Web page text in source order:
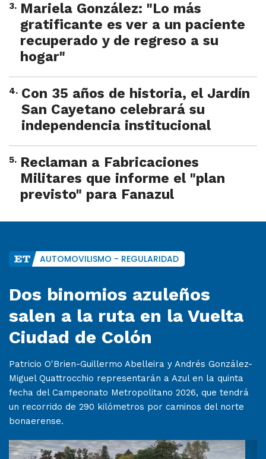
3. Mariela González: "Lo más
gratificante es ver a un paciente
recuperado y de regreso a su
hogar"
4. Con 35 años de historia, el Jardín
San Cayetano celebrará su
independencia institucional
5. Reclaman a Fabricaciones
Militares que informe el "plan
previsto" para Fanazul
AUTOMOVILISMO - REGULARIDAD
Dos binomios azuleños
salen a la ruta en la Vuelta
Ciudad de Colón
Patricio O'Brien-Guillermo Abelleira y Andrés González-
Miguel Quattrocchio representarán a Azul en la quinta
fecha del Campeonato Metropolitano 2026, que tendrá
un recorrido de 290 kilómetros por caminos del norte
bonaerense.